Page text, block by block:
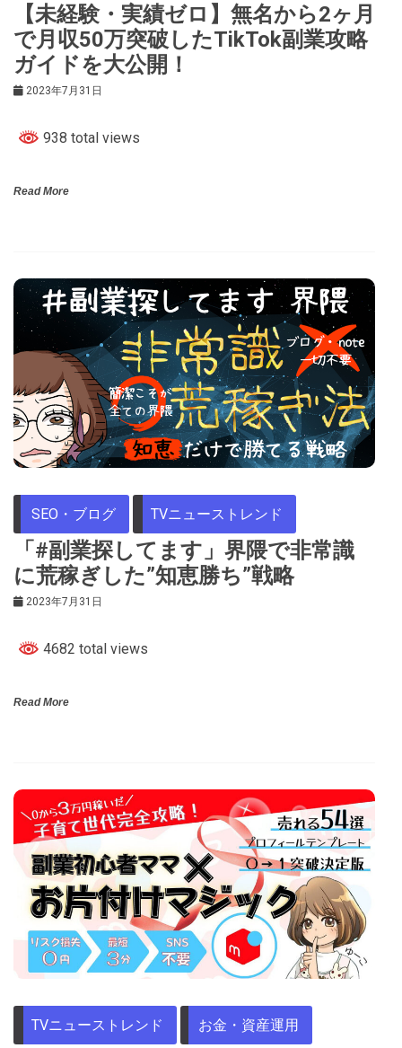
【未経験・実績ゼロ】無名から2ヶ月
で月収50万突破したTikTok副業攻略
ガイドを大公開！
2023年7月31日
938 total views
Read More
SEO・ブログ TVニューストレンド
「#副業探してます」界隈で非常識
に荒稼ぎした”知恵勝ち”戦略
2023年7月31日
4682 total views
Read More
TVニューストレンド お金・資産運用